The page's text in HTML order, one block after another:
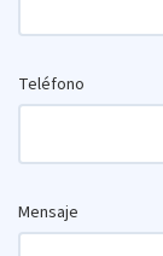
Teléfono
Mensaje